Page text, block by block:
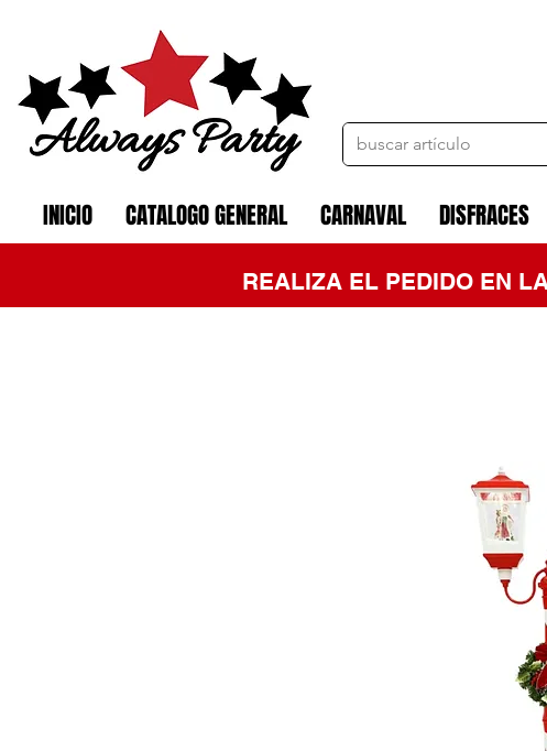
INICIO CATALOGO GENERAL CARNAVAL DISFRACES
REALIZA EL PEDIDO EN